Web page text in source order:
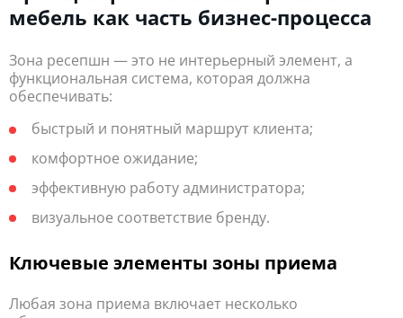
мебель как часть бизнес-процесса
Зона ресепшн — это не интерьерный элемент, а
функциональная система, которая должна
обеспечивать:
быстрый и понятный маршрут клиента;
комфортное ожидание;
эффективную работу администратора;
визуальное соответствие бренду.
Ключевые элементы зоны приема
Любая зона приема включает несколько